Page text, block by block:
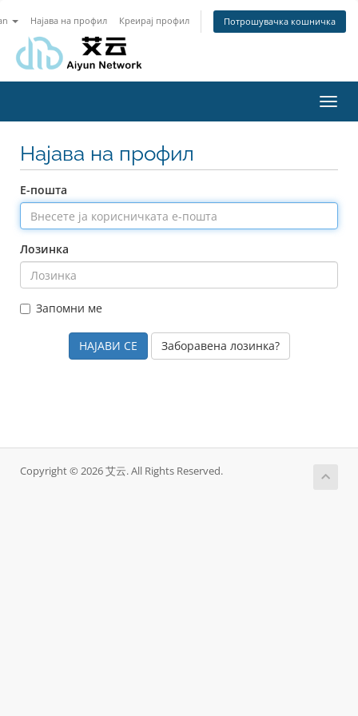
Најава на профил Креирај профил Потрошувачка кошничка
Најава на профил
Е-пошта
Лозинка
Запомни ме
Заборавена лозинка?
Copyright © 2026 艾云. All Rights Reserved.